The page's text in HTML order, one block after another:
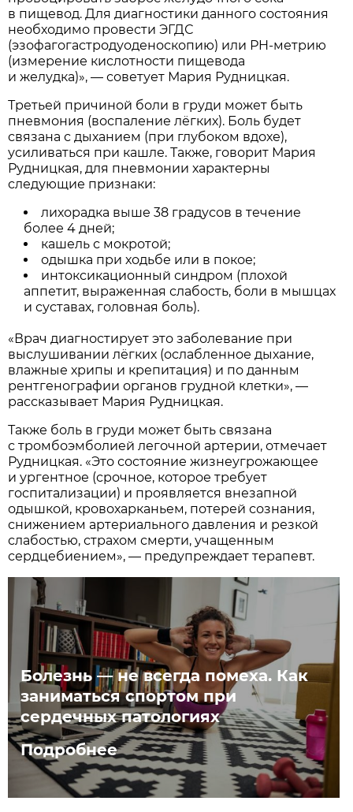
в пищевод. Для диагностики данного состояния
необходимо провести ЭГДС
(эзофагогастродуоденоскопию) или РH-метрию
(измерение кислотности пищевода
и желудка)», — советует Мария Рудницкая.
Третьей причиной боли в груди может быть
пневмония (воспаление лёгких). Боль будет
связана с дыханием (при глубоком вдохе),
усиливаться при кашле. Также, говорит Мария
Рудницкая, для пневмонии характерны
следующие признаки:
лихорадка выше 38 градусов в течение
более 4 дней;
кашель с мокротой;
одышка при ходьбе или в покое;
интоксикационный синдром (плохой
аппетит, выраженная слабость, боли в мышцах
и суставах, головная боль).
«Врач диагностирует это заболевание при
выслушивании лёгких (ослабленное дыхание,
влажные хрипы и крепитация) и по данным
рентгенографии органов грудной клетки», —
рассказывает Мария Рудницкая.
Также боль в груди может быть связана
с тромбоэмболией легочной артерии, отмечает
Рудницкая. «Это состояние жизнеугрожающее
и ургентное (срочное, которое требует
госпитализации) и проявляется внезапной
одышкой, кровохарканьем, потерей сознания,
снижением артериального давления и резкой
слабостью, страхом смерти, учащенным
сердцебиением», — предупреждает терапевт.
Болезнь — не всегда помеха. Как
заниматься спортом при
сердечных патологиях
Подробнее